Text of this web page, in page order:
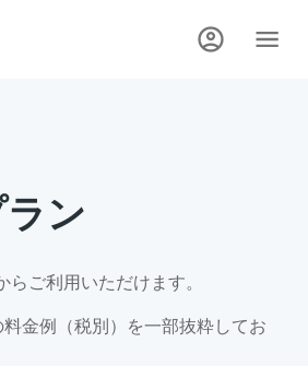
ン
ご利用いただけます。
金例（税別）を一部抜粋してお